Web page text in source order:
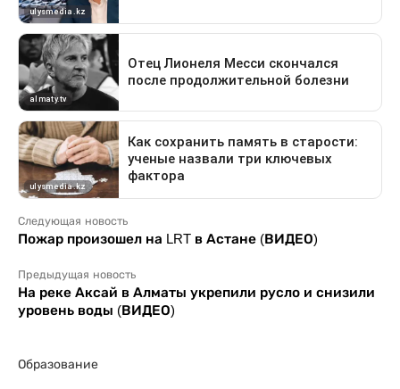
Следующая новость
Пожар произошел на LRT в Астане (ВИДЕО)
Предыдущая новость
На реке Аксай в Алматы укрепили русло и снизили
уровень воды (ВИДЕО)
Образование